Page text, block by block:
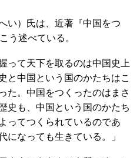
い）氏は、近著『中国をつ
う述べている。
って天下を取るのは中国史上
と中国という国のかたちはこ
た。中国をつくったのはまさ
史も、中国という国のかたち
ってつくられているのであ
になっても生きている。」